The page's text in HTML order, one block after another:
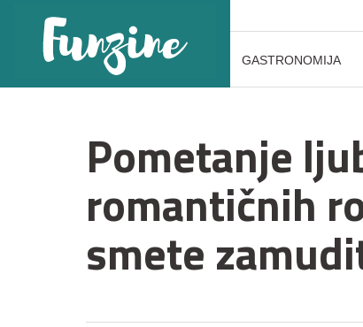
GASTRONOMIJA
Pometanje
romantičnih
smete